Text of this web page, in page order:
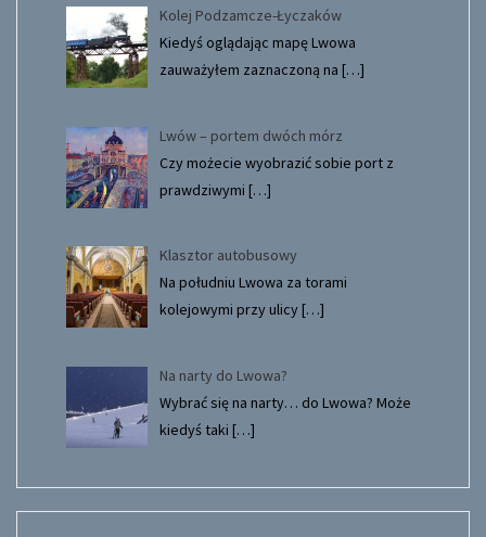
Kolej Podzamcze-Łyczaków
Kiedyś oglądając mapę Lwowa
zauważyłem zaznaczoną na […]
Lwów – portem dwóch mórz
Czy możecie wyobrazić sobie port z
prawdziwymi […]
Klasztor autobusowy
Na południu Lwowa za torami
kolejowymi przy ulicy[…]
Na narty do Lwowa?
Wybrać się na narty… do Lwowa? Może
kiedyś taki […]